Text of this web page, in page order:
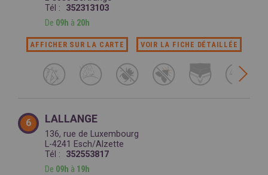
Tél :
352313103
De 09h à 20h
AFFICHER SUR LA CARTE VOIR LA FICHE DÉTAILLÉE
6 LALLANGE
136, rue de Luxembourg
L-4241 Esch/Alzette
Tél :
352553817
De 09h à 19h